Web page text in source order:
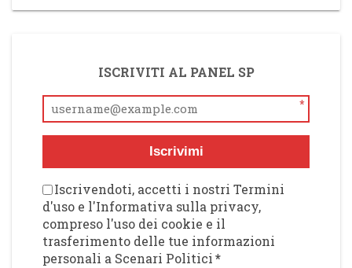
ISCRIVITI AL PANEL SP
*
Iscrivimi
Iscrivendoti, accetti i nostri Termini
d'uso e l'Informativa sulla privacy,
compreso l'uso dei cookie e il
trasferimento delle tue informazioni
personali a Scenari Politici*